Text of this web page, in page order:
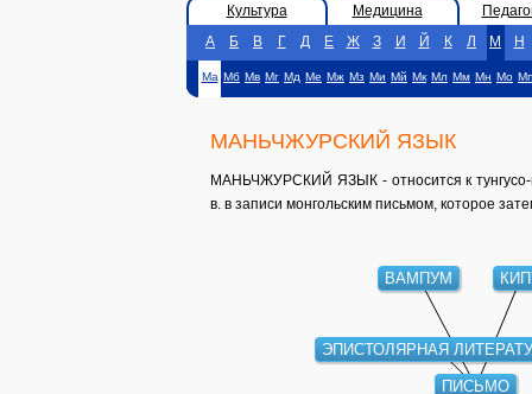
Культура
Медицина
А
Б В Г Д Е Ж З И Й К Л М Н
Ма Мб Мв Мг Мд Ме Мж Мз Ми Мй Мк Мл Мм Мн Мо Мп
МАНЬЧЖУРСКИЙ ЯЗЫК
МАНЬЧЖУРСКИЙ ЯЗЫК - относится к тунгусо-
в. в записи монгольским письмом, которое
ПИСЬМО
ЭПИСТОЛЯРНАЯ
ВАМПУМ